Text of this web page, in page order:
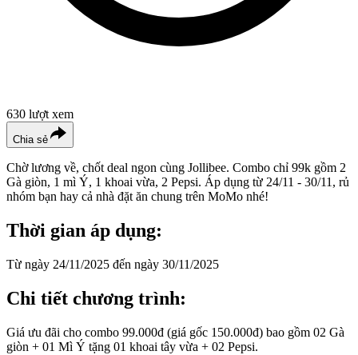
630 lượt xem
Chia sẻ
Chờ lương về, chốt deal ngon cùng Jollibee. Combo chỉ 99k gồm 2
Gà giòn, 1 mì Ý, 1 khoai vừa, 2 Pepsi. Áp dụng từ 24/11 - 30/11, rủ
nhóm bạn hay cả nhà đặt ăn chung trên MoMo nhé!
Thời gian áp dụng:
Từ ngày 24/11/2025 đến ngày 30/11/2025
Chi tiết chương trình:
Giá ưu đãi cho combo 99.000đ (giá gốc 150.000đ) bao gồm 02 Gà
giòn + 01 Mì Ý tặng 01 khoai tây vừa + 02 Pepsi.